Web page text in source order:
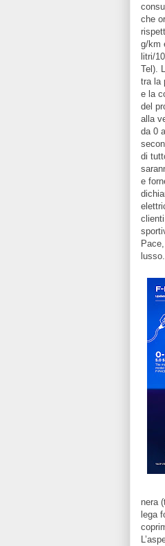
che
g/km
litri/
Tel).
tra la
e la
del
alla
da 0
di
e
lusso.
nera
lega